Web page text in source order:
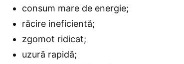
consum mare de energie;
răcire ineficientă;
zgomot ridicat;
uzură rapidă;